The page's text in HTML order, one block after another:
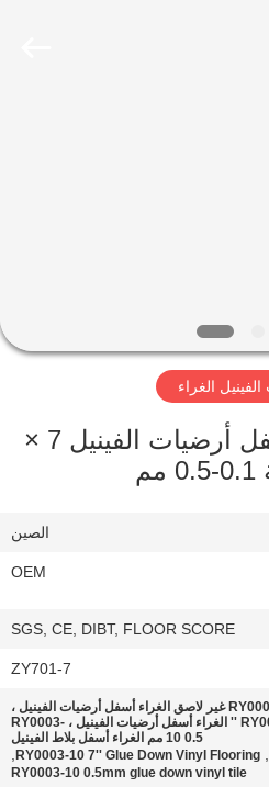
الغراء
غراء غير لاصق أسفل أرضيات الفينيل 7 ×
الصين
OEM
SGS, CE, DIBT, FLOOR SCORE
ZY701-7
RY0003-10 غير لاصق الغراء أسفل أرضيات الفينيل ،
RY0003-10 7 '' الغراء أسفل أرضيات الفينيل ، RY0003-
10 0.5 مم الغراء أسفل بلاط الفينيل
,
RY0003-10 7'' Glue Down Vinyl Flooring
,
RY0003-10 0.5mm glue down vinyl tile